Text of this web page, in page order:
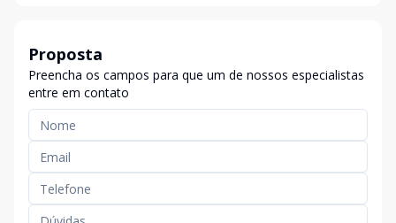
Proposta
Preencha os campos para que um de nossos especialistas
entre em contato